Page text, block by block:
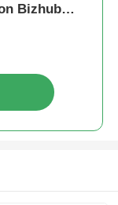
Bizhub